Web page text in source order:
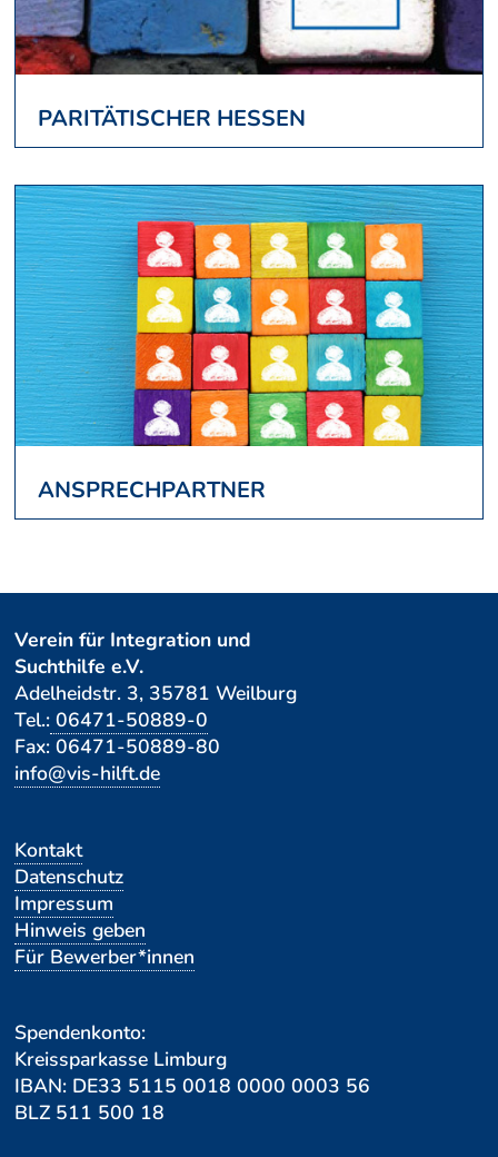
PARITÄTISCHER HESSEN
ANSPRECHPARTNER
Verein für Integration und
Suchthilfe e.V.
Adelheidstr. 3, 35781 Weilburg
Tel.: 06471-50889-0
Fax: 06471-50889-80
info@vis-hilft.de
Navigation
überspringen
Kontakt
Datenschutz
Impressum
Hinweis geben
Für Bewerber*innen
Spendenkonto:
Kreissparkasse Limburg
IBAN: DE33 5115 0018 0000 0003 56
BLZ 511 500 18